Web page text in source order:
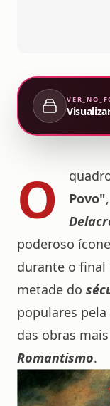
O
Povo"
poderoso
durante o final
metade do
populares
das obras
Romantismo.